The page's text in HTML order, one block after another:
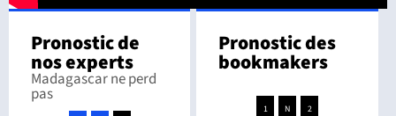
Pronostic de
nos experts
Madagascar ne perd
pas
Pronostic des
bookmakers
1 N 2